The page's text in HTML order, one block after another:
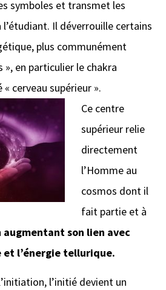
symboles et transmet les
l’étudiant. Il déverrouille certains
plus communément
», en particulier le chakra
cerveau supérieur ».
Ce centre
supérieur relie
directement
l’Homme au
cosmos dont il
fait partie et à
augmentant son lien avec
et l’énergie tellurique.
l’initié devient un